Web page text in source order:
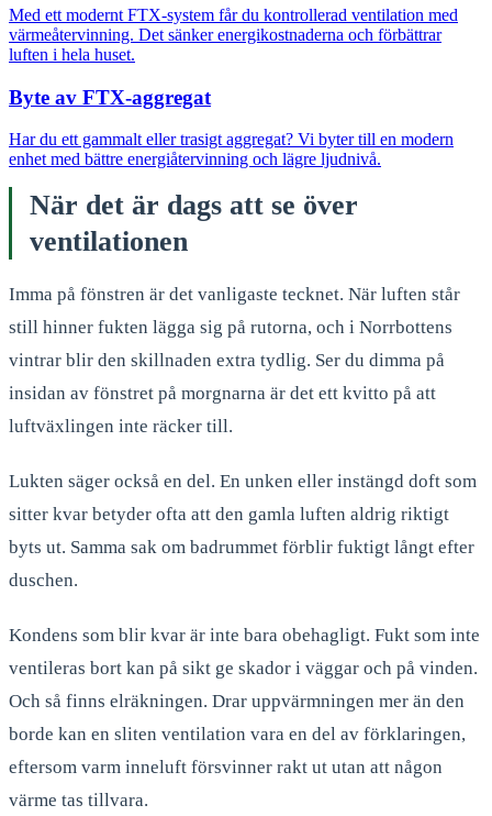
Med ett modernt FTX-system får du kontrollerad ventilation med
värmeåtervinning. Det sänker energikostnaderna och förbättrar
luften i hela huset.
Byte av FTX-aggregat
Har du ett gammalt eller trasigt aggregat? Vi byter till en modern
enhet med bättre energiåtervinning och lägre ljudnivå.
När det är dags att se över
ventilationen
Imma på fönstren är det vanligaste tecknet. När luften står
still hinner fukten lägga sig på rutorna, och i Norrbottens
vintrar blir den skillnaden extra tydlig. Ser du dimma på
insidan av fönstret på morgnarna är det ett kvitto på att
luftväxlingen inte räcker till.
Lukten säger också en del. En unken eller instängd doft som
sitter kvar betyder ofta att den gamla luften aldrig riktigt
byts ut. Samma sak om badrummet förblir fuktigt långt efter
duschen.
Kondens som blir kvar är inte bara obehagligt. Fukt som inte
ventileras bort kan på sikt ge skador i väggar och på vinden.
Och så finns elräkningen. Drar uppvärmningen mer än den
borde kan en sliten ventilation vara en del av förklaringen,
eftersom varm inneluft försvinner rakt ut utan att någon
värme tas tillvara.